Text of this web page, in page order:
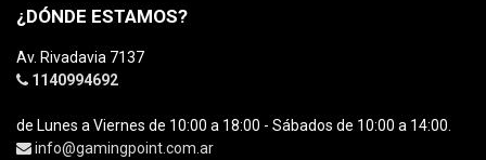
¿DÓNDE ESTAMOS?
Av. Rivadavia 7137
1140994692
de Lunes a Viernes de 10:00 a 18:00 - Sábados de 10:00 a 14:00.
info@gamingpoint.com.ar